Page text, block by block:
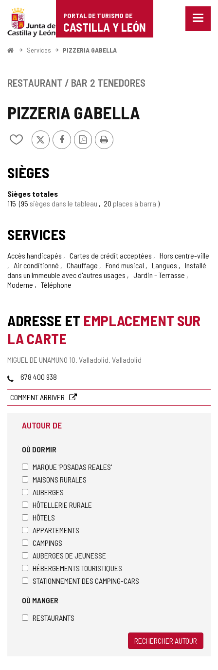
Portal
de
Turismo
Castilla
León
PORTAL DE TURISMO DE
CASTILLA Y LEÓN
Menu
<
Services PIZZERIA GABELLA
PIZZERIA GABELLA
Ajouter/retirer
de
cahiers
X FacebookVersion
PDF
Imprimer
RESTAURANT / BAR 2 TENEDORES
SIÈGES
Sièges totales
115 95 sièges dans le tableau 20 places à barra
SERVICES
Accès handicapés Cartes de crédit acceptées
Hors centre-ville
Air conditionné
Chauffage Fond musical Langues
Installé
dans un Immeuble avec d'autres usages
Jardin - Terrasse
Moderne
Téléphone
ADRESSE ET EMPLACEMENT SUR
LA CARTE
Adresse
MIGUEL DE UNAMUNO 10. Valladolid. Valladolid
Téléphones
678 400 938
COMMENT ARRIVER
AUTOUR DE
OÙ DORMIR
MARQUE 'POSADAS REALES'
MAISONS RURALES
AUBERGES
HÔTELLERIE RURALE
HÔTELS
APPARTEMENTS
CAMPINGS
AUBERGES DE JEUNESSE
HÉBERGEMENTS TOURISTIQUES
STATIONNEMENT DES CAMPING-CARS
OÙ MANGER
RESTAURANTS
RECHERCHER AUTOUR